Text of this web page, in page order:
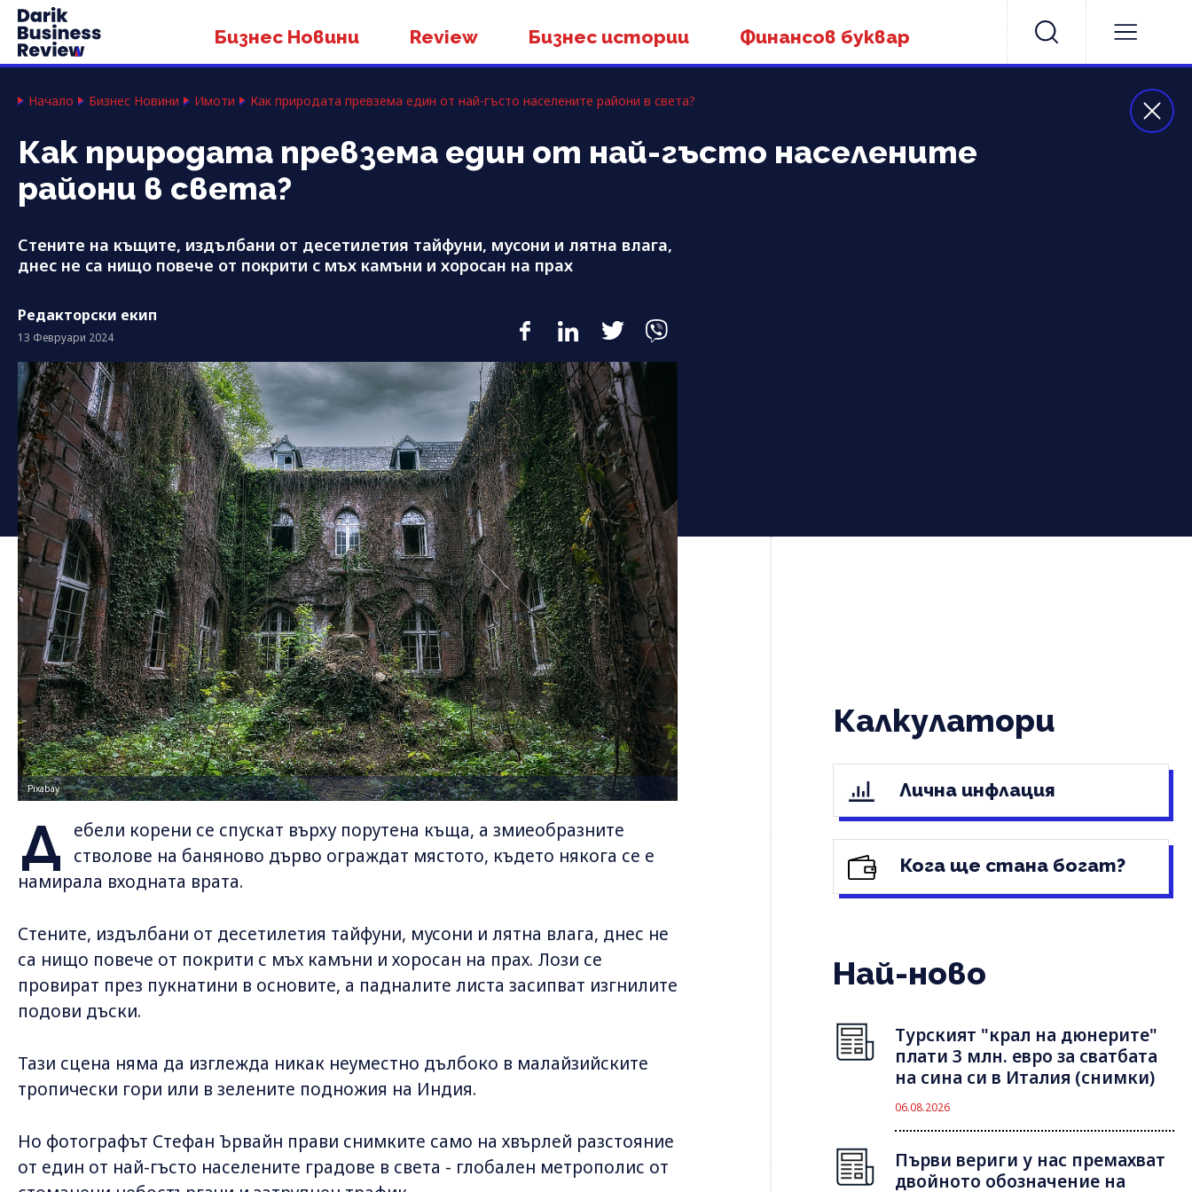
Бизнес Новини Review Бизнес истории Финансов буквар
Начало Бизнес Новини Имоти Как природата превзема един от най-гъсто населените райони в света?
Как природата превзема един от най-гъсто населените
райони в света?
Стените на къщите, издълбани от десетилетия тайфуни, мусони и лятна влага,
днес не са нищо повече от покрити с мъх камъни и хоросан на прах
Редакторски екип
13 Февруари 2024
Pixabay
Д
ебели корени се спускат върху порутена къща, а змиеобразните
стволове на баняново дърво ограждат мястото, където някога се е
намирала входната врата.
Стените, издълбани от десетилетия тайфуни, мусони и лятна влага, днес не
са нищо повече от покрити с мъх камъни и хоросан на прах. Лози се
провират през пукнатини в основите, а падналите листа засипват изгнилите
подови дъски.
Тази сцена няма да изглежда никак неуместно дълбоко в малайзийските
тропически гори или в зелените подножия на Индия.
Но фотографът Стефан Ървайн прави снимките само на хвърлей разстояние
от един от най-гъсто населените градове в света - глобален метрополис от
Калкулатори
Лична инфлация
Кога ще стана богат?
Най-ново
Турският "крал на дюнерите"
плати 3 млн. евро за сватбата
на сина си в Италия (снимки)
06.08.2026
Първи вериги у нас премахват
двойното обозначение на